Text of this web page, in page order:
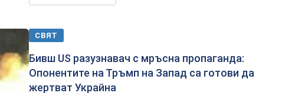
СВЯТ
Бивш US разузнавач с мръсна пропаганда:
Опонентите на Тръмп на Запад са готови да
жертват Украйна